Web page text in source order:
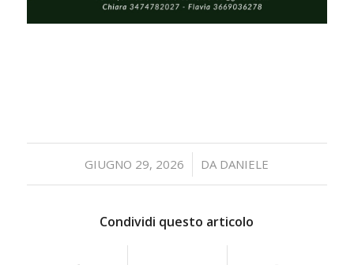
GIUGNO 29, 2026
/ DA DANIELE
Condividi questo articolo